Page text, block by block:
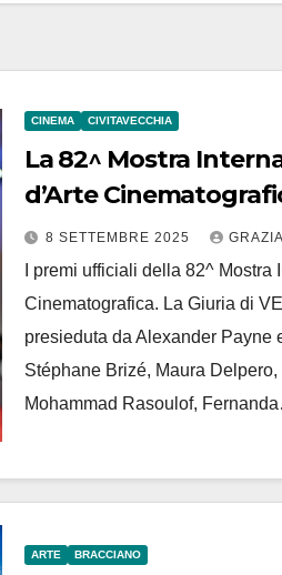
CINEMA CIVITAVECCHIA
La 82^ Mostra Internazionale
d’Arte
per premio
8 SETTEMBRE 2025
I premi ufficiali della 82^ Mostra
Cinematografica. La Giuria di
presieduta da Alexander Payne
Stéphane Brizé, Maura
Mohammad Rasoulof,
ARTE BRACCIANO